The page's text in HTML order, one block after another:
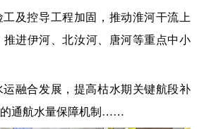
控导工程加固，推动淮河干流上
进伊河、北汝河、唐河等重点中小
融合发展，提高枯水期关键航段补
的通航水量保障机制……